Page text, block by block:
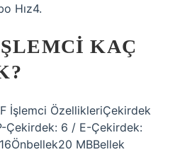
Hız4.
KAÇ
İşlemci ÖzellikleriÇekirdek
Çekirdek: 6 / E-Çekirdek:
MBBellek